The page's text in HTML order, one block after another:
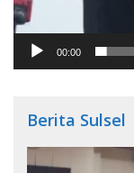
00:00
Berita Sulsel